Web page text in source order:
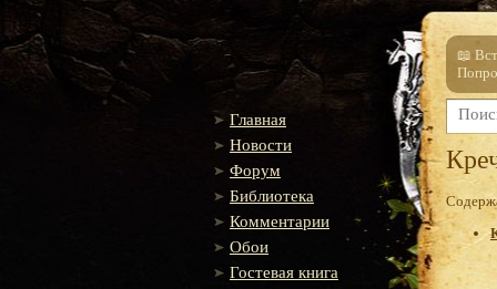
Главная
Новости
Форум
Библиотека
Комментарии
Обои
Гостевая книга
📖